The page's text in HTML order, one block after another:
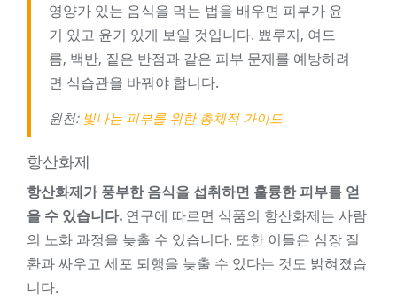
영양가 있는 음식을 먹는 법을 배우면 피부가 윤
기 있고 윤기 있게 보일 것입니다. 뾰루지, 여드
름, 백반, 짙은 반점과 같은 피부 문제를 예방하려
면 식습관을 바꿔야 합니다.
원천: 빛나는 피부를 위한 총체적 가이드
항산화제
항산화제가 풍부한 음식을 섭취하면 훌륭한 피부를 얻
을 수 있습니다. 연구에 따르면 식품의 항산화제는 사람
의 노화 과정을 늦출 수 있습니다. 또한 이들은 심장 질
환과 싸우고 세포 퇴행을 늦출 수 있다는 것도 밝혀졌습
니다.